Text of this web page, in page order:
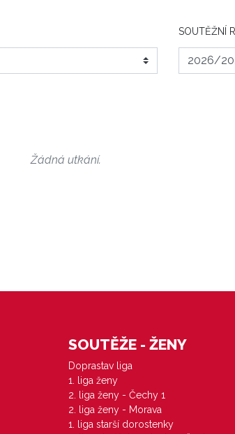
SOUTĚŽNÍ
Žádná utkání.
SOUTĚŽE - ŽENY
Doprastav liga
1. liga ženy
2. liga ženy - Čechy 1
2. liga ženy - Morava
1. liga starší dorostenky